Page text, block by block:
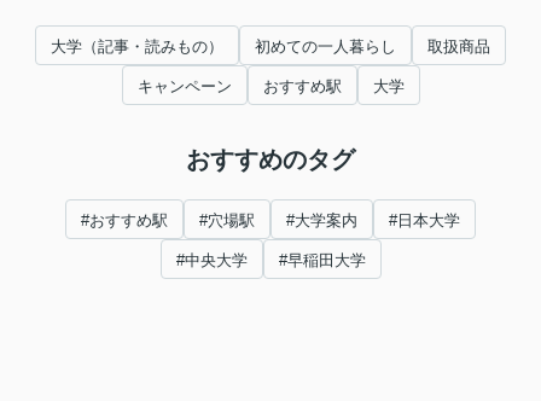
大学（記事・読みもの） 初めての一人暮らし 取扱商品
キャンペーン おすすめ駅 大学
おすすめのタグ
#おすすめ駅 #穴場駅 #大学案内 #日本大学
#中央大学 #早稲田大学